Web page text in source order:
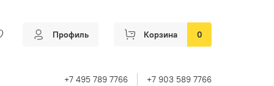
Профиль Корзина 0
+7 495 789 7766 +7 903 589 7766